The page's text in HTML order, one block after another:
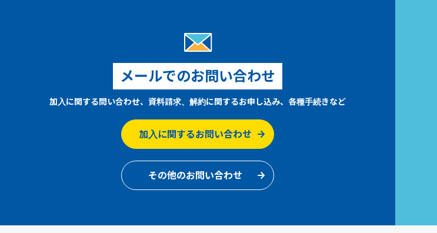
メールでのお問い合わせ
加入に関する問い合わせ、資料請求、解約に関するお申し込み、各種手続きなど
加入に関するお問い合わせ
その他のお問い合わせ